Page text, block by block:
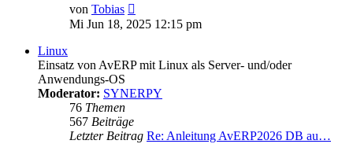
von Tobias
Beitrag
Mi Jun 18, 2025 12:15 pm
Linux
Einsatz von AvERP mit Linux als Server- und/oder
Anwendungs-OS
Moderator: SYNERPY
76 Themen
567 Beiträge
Letzter Beitrag Re: Anleitung AvERP2026 DB au…